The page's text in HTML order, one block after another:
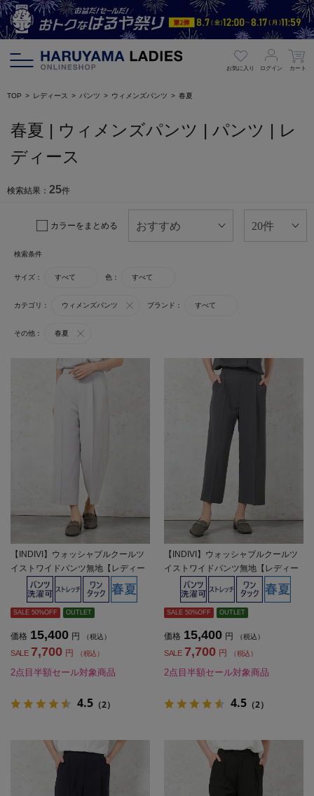
お気に入り ログイン カート
TOP レディース パンツ ウィメンズパンツ 春夏
春夏 | ウィメンズパンツ | パンツ | レ
ディース
検索結果： 25件
カラーをまとめる
検索条件
サイズ： すべて 色： すべて
カテゴリ： ウィメンズパンツ ブランド： すべて
その他： 春夏
【INDIVI】ウォッシャブルクールツ
イストワイドパンツ無地【レディー
SALE 50%OFF OUTLET
価格 15,400 円 （税込）
SALE 7,700 円 （税込）
2点目半額セール対象商品
4.5 （2）
【INDIVI】ウォッシャブルクールツ
イストワイドパンツ無地【レディー
SALE 50%OFF OUTLET
価格 15,400 円 （税込）
SALE 7,700 円 （税込）
2点目半額セール対象商品
4.5 （2）